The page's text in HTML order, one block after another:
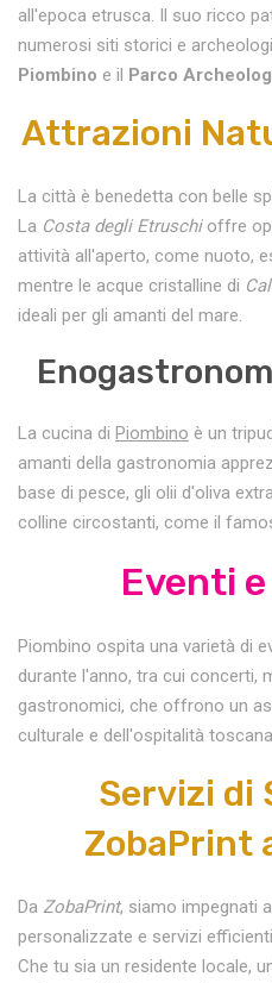
all'epoca etrusca. Il suo ricco
numerosi siti storici e
Piombino e il Parco
Attrazioni
La città è benedetta con belle
La Costa degli Etruschioffre
attività all'aperto, come nuoto,
mentre le acque cristalline di
ideali per gli amanti del mare.
La cucina di Piombino è un
amanti della gastronomia
base di pesce, gli olii d'oliva
colline circostanti, come il
Eventi
Piombino ospita una varietà di
durante l'anno, tra cui concerti,
gastronomici, che offrono un
culturale e dell'ospitalità
Servizi di
ZobaPrint
Da ZobaPrint, siamo impegnati
personalizzate e servizi
Che tu sia un residente locale,